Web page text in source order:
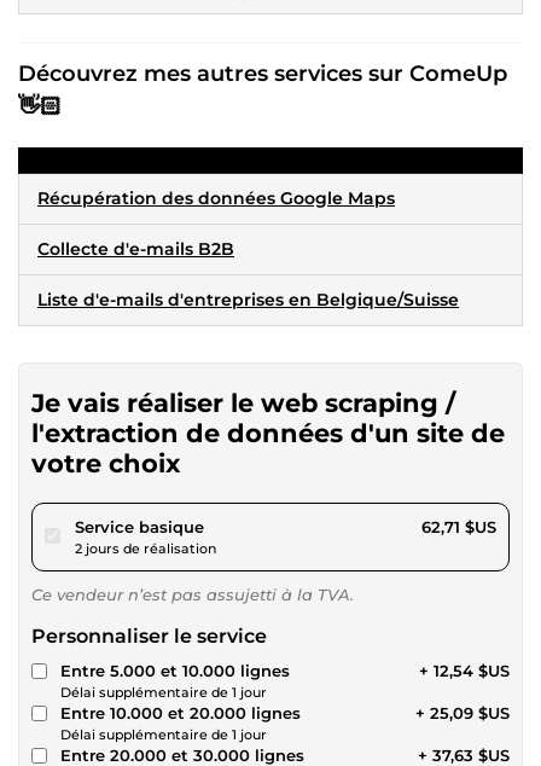
Découvrez mes autres services sur ComeUp
👋🏻
Récupération des données Google Maps
Collecte d'e-mails B2B
Liste d'e-mails d'entreprises en Belgique/Suisse
Je vais réaliser le web scraping /
l'extraction de données d'un site de
votre choix
Service basiquepour 57,80 $US
2 jours de réalisation
62,71 $US
Ce vendeur n’est pas assujetti à la TVA.
Personnaliser le service
Entre 5.000 et 10.000 lignes
Délai supplémentaire de 1 jour
+ 12,54 $US
Entre 10.000 et 20.000 lignes
Délai supplémentaire de 1 jour
+ 25,09 $US
Entre 20.000 et 30.000 lignes + 37,63 $US